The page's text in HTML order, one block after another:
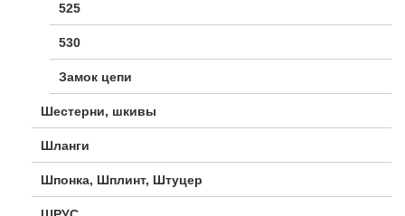
525
530
Замок цепи
Шестерни, шкивы
Шланги
Шпонка, Шплинт, Штуцер